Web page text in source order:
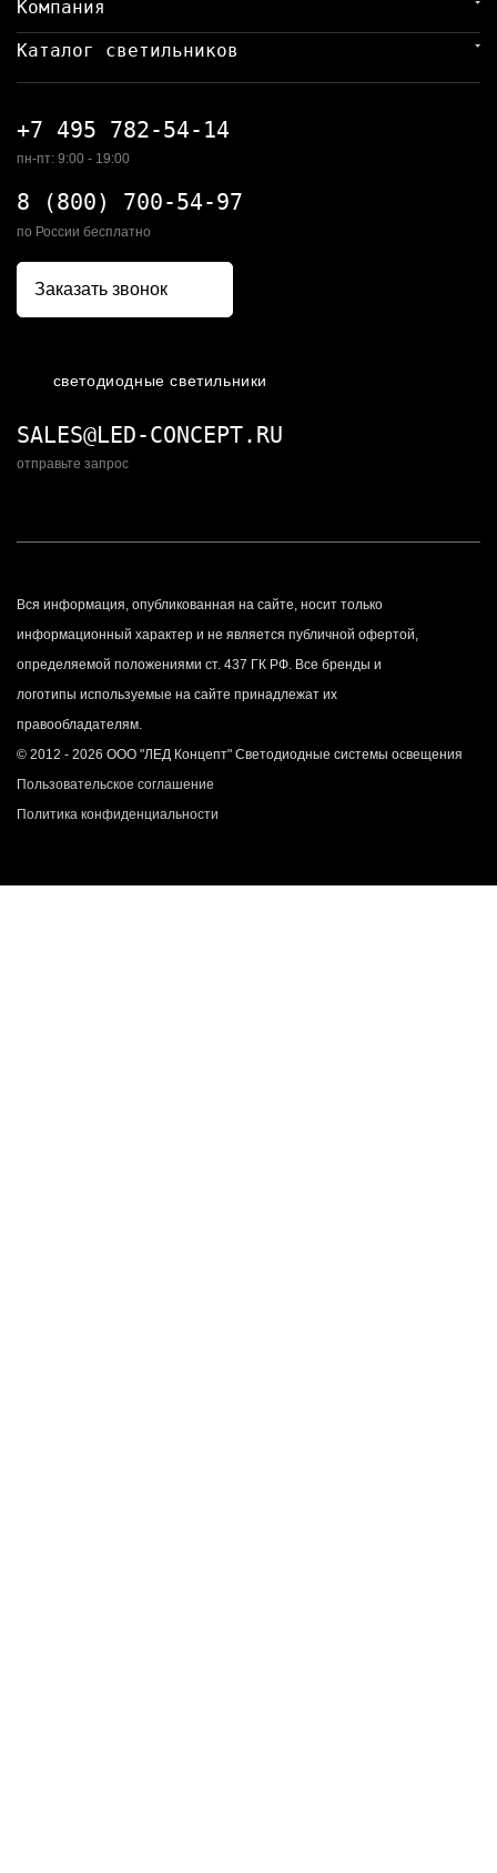
Компания
Каталог светильников
+7 495 782-54-14
пн-пт: 9:00 - 19:00
8 (800) 700-54-97
по России бесплатно
Заказать звонок
светодиодные светильники
SALES@LED-CONCEPT.RU
отправьте запрос
Вся информация, опубликованная на сайте, носит только
информационный характер и не является публичной офертой,
определяемой положениями ст. 437 ГК РФ. Все бренды и
логотипы используемые на сайте принадлежат их
правообладателям.
© 2012 - 2026 ООО "ЛЕД Концепт" Светодиодные системы освещения
Пользовательское соглашение
Политика конфиденциальности